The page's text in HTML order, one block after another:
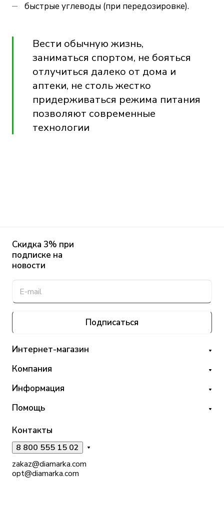
быстрые углеводы (при передозировке).
Вести обычную жизнь,
заниматься спортом, не бояться
отлучиться далеко от дома и
аптеки, не столь жестко
придерживаться режима питания
позволяют современные
технологии
Скидка 3% при
подписке на
новости
Подписаться
Интернет-магазин
Компания
Информация
Помощь
Контакты
8 800 555 15 02
zakaz@diamarka.com
opt@diamarka.com